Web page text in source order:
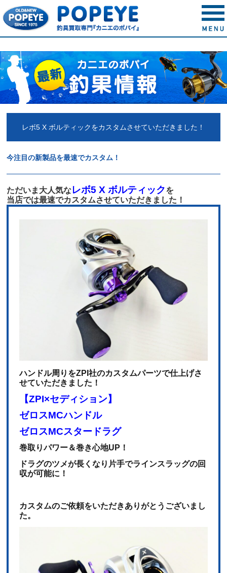
レボ5 X ボルティックをカスタムさせていただきました！
今注目の新製品を最速でカスタム！
ただいま大人気なレボ5 X ボルティックを
当店では最速でカスタムさせていただきました！
ハンドル周りをZPI社のカスタムパーツで仕上げさ
せていただきました！
【ZPI×セディション】
ゼロスMCハンドル
ゼロスMCスタードラグ
巻取りパワー＆巻き心地UP！
ドラグのツメが長くなり片手でラインスラッグの回
収が可能に！
カスタムのご依頼をいただきありがとうございまし
た。